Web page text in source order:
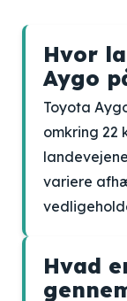
Hvor
Aygo
Toyota
omkring 22
variere
Hvad